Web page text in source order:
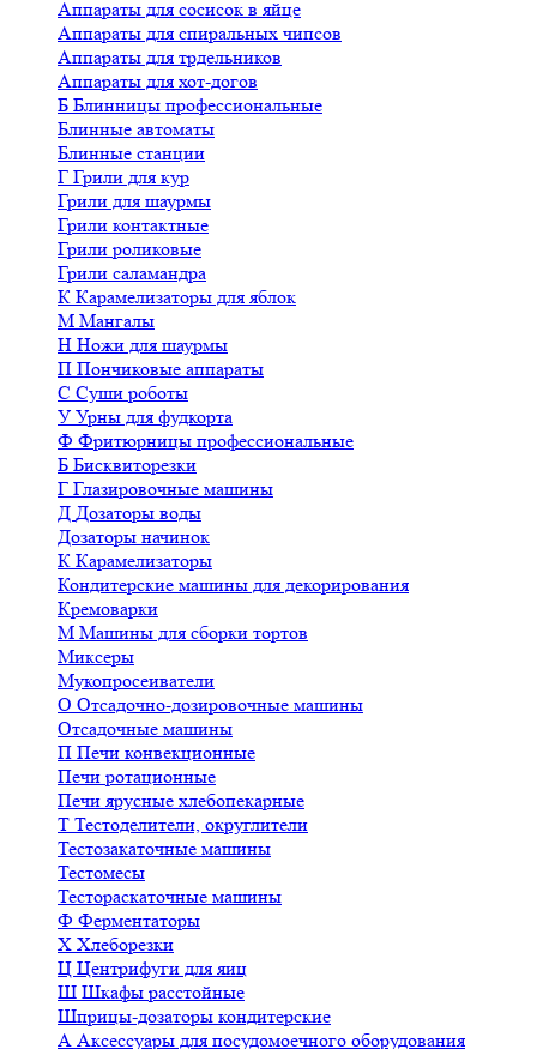
Аппараты для сосисок в яйце
Аппараты для спиральных чипсов
Аппараты для трдельников
Аппараты для хот-догов
Б Блинницы профессиональные
Блинные автоматы
Блинные станции
Г Грили для кур
Грили для шаурмы
Грили контактные
Грили роликовые
Грили саламандра
К Карамелизаторы для яблок
М Мангалы
Н Ножи для шаурмы
П Пончиковые аппараты
С Суши роботы
У Урны для фудкорта
Ф Фритюрницы профессиональные
Б Бисквиторезки
Г Глазировочные машины
Д Дозаторы воды
Дозаторы начинок
К Карамелизаторы
Кондитерские машины для декорирования
Кремоварки
М Машины для сборки тортов
Миксеры
Мукопросеиватели
О Отсадочно-дозировочные машины
Отсадочные машины
П Печи конвекционные
Печи ротационные
Печи ярусные хлебопекарные
Т Тестоделители, округлители
Тестозакаточные машины
Тестомесы
Тестораскаточные машины
Ф Ферментаторы
Х Хлеборезки
Ц Центрифуги для яиц
Ш Шкафы расстойные
Шприцы-дозаторы кондитерские
А Аксессуары для посудомоечного оборудования